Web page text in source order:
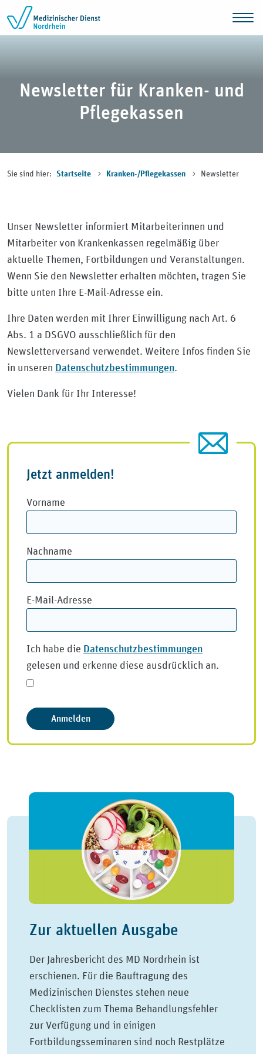
Zum Inhalt springen
Newsletter für Kranken- und
Pflegekassen
Sie sind hier: Startseite Kranken-/Pflegekassen Newsletter
Unser Newsletter informiert Mitarbeiterinnen und
Mitarbeiter von Krankenkassen regelmäßig über
aktuelle Themen, Fortbildungen und Veranstaltungen.
Wenn Sie den Newsletter erhalten möchten, tragen Sie
bitte unten Ihre E-Mail-Adresse ein.
Ihre Daten werden mit Ihrer Einwilligung nach Art. 6
Abs. 1 a DSGVO ausschließlich für den
Newsletterversand verwendet. Weitere Infos finden Sie
in unseren Datenschutzbestimmungen.
Vielen Dank für Ihr Interesse!
Jetzt anmelden!
Vorname
Nachname
E-Mail-Adresse
Message
Ich habe die Datenschutzbestimmungen
gelesen und erkenne diese ausdrücklich an.
Zur aktuellen Ausgabe
Der Jahresbericht des MD Nordrhein ist
erschienen. Für die Bauftragung des
Medizinischen Dienstes stehen neue
Checklisten zum Thema Behandlungsfehler
zur Verfügung und in einigen
Fortbildungsseminaren sind noch Restplätze